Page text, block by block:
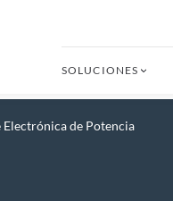
SOLUCIONES
Electrónica de Potencia